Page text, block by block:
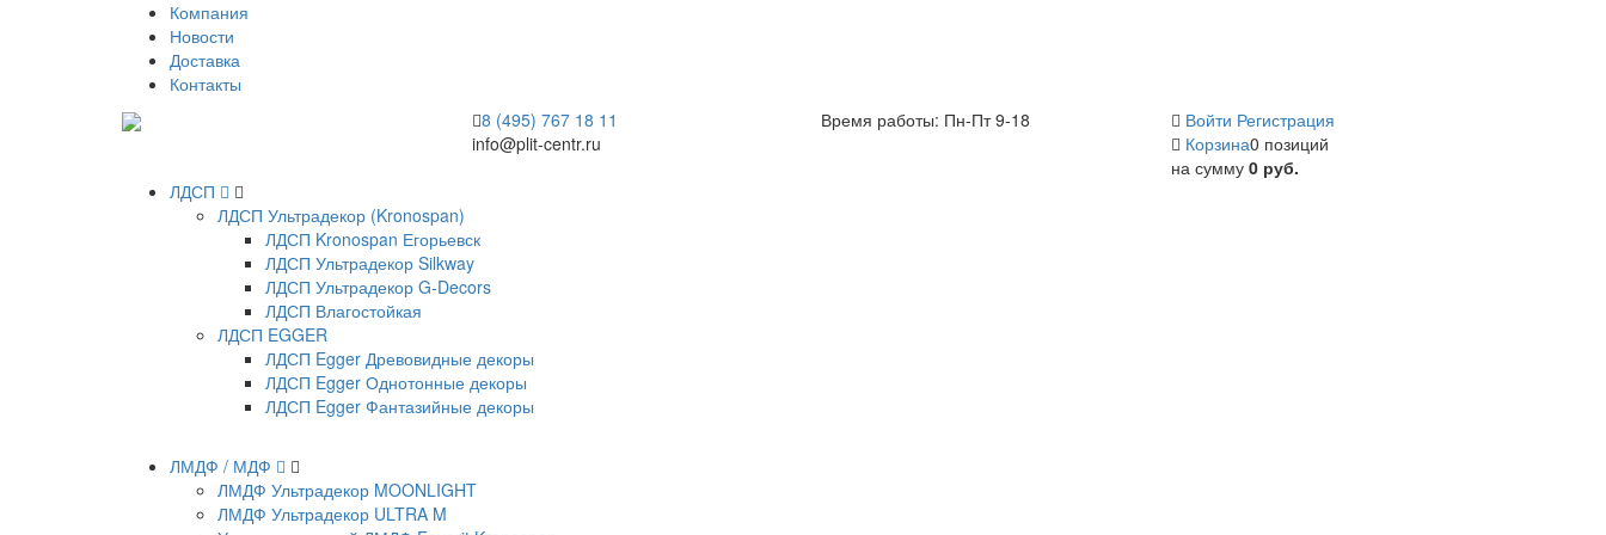
Компания
Новости
Доставка
Контакты
8 (495) 767 18 11
info@plit-centr.ru
Время работы: Пн-Пт 9-18 Войти Регистрация
Корзина0 позиций
на сумму 0 руб.
ЛДСП
ЛДСП Ультрадекор (Kronospan)
ЛДСП Kronospan Егорьевск
ЛДСП Ультрадекор Silkway
ЛДСП Ультрадекор G-Decors
ЛДСП Влагостойкая
ЛДСП EGGER
ЛДСП Egger Древовидные декоры
ЛДСП Egger Однотонные декоры
ЛДСП Egger Фантазийные декоры
ЛМДФ / МДФ
ЛМДФ Ультрадекор MOONLIGHT
ЛМДФ Ультрадекор ULTRA M